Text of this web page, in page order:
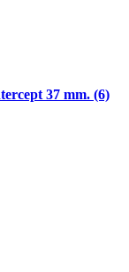
37 mm. (6)